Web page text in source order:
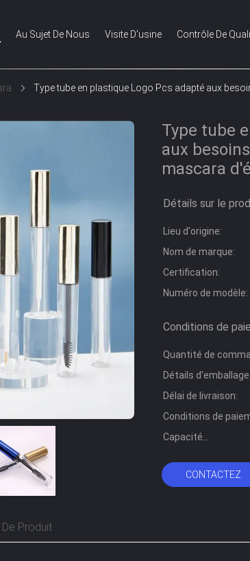
Au Sujet De Nous Visite D'usine Contrôle De
Type tube en plastique Logo Pcs adapté aux
Type tube
aux
mascara
Détails sur le
Lieu d'origine:
Nom de marque:
Certification:
Numéro de modèle:
Conditions de
Quantité de
min:
Détails d'emballage:
Délai de livraison:
Conditions de
Capacité
CONTACTEZ
Produit